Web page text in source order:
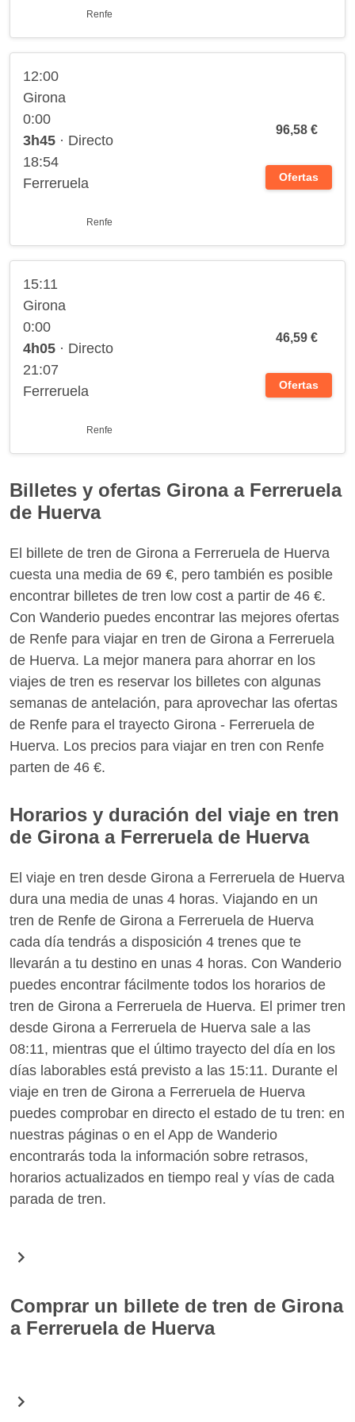
Renfe
12:00
Girona
0:00
3h45 · Directo
18:54
Ferreruela
Renfe
96,58 €
Ofertas
15:11
Girona
0:00
4h05 · Directo
21:07
Ferreruela
Renfe
46,59 €
Ofertas
Billetes y ofertas Girona a Ferreruela
de Huerva
El billete de tren de Girona a Ferreruela de Huerva
cuesta una media de 69 €, pero también es posible
encontrar billetes de tren low cost a partir de 46 €.
Con Wanderio puedes encontrar las mejores ofertas
de Renfe para viajar en tren de Girona a Ferreruela
de Huerva. La mejor manera para ahorrar en los
viajes de tren es reservar los billetes con algunas
semanas de antelación, para aprovechar las ofertas
de Renfe para el trayecto Girona - Ferreruela de
Huerva. Los precios para viajar en tren con Renfe
parten de 46 €.
Horarios y duración del viaje en tren
de Girona a Ferreruela de Huerva
El viaje en tren desde Girona a Ferreruela de Huerva
dura una media de unas 4 horas. Viajando en un
tren de Renfe de Girona a Ferreruela de Huerva
cada día tendrás a disposición 4 trenes que te
llevarán a tu destino en unas 4 horas. Con Wanderio
puedes encontrar fácilmente todos los horarios de
tren de Girona a Ferreruela de Huerva. El primer tren
desde Girona a Ferreruela de Huerva sale a las
08:11, mientras que el último trayecto del día en los
días laborables está previsto a las 15:11. Durante el
viaje en tren de Girona a Ferreruela de Huerva
puedes comprobar en directo el estado de tu tren: en
nuestras páginas o en el App de Wanderio
encontrarás toda la información sobre retrasos,
horarios actualizados en tiempo real y vías de cada
parada de tren.
Comprar un billete de tren de Girona
a Ferreruela de Huerva
Gracias a una simple búsqueda encontrarás todos